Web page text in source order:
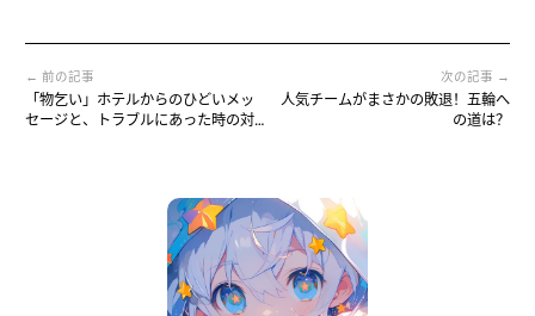
← 前の記事
「物乞い」ホテルからのひどいメッ
セージと、トラブルにあった時の対
次の記事 →
人気チームがまさかの敗退！五輪へ
の道は？